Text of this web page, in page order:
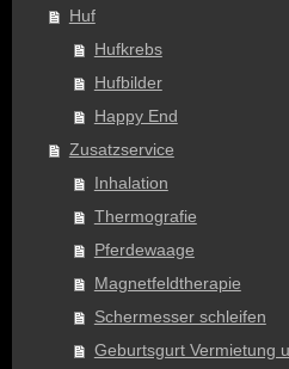
Huf
Hufkrebs
Hufbilder
Happy End
Zusatzservice
Inhalation
Thermografie
Pferdewaage
Magnetfeldtherapie
Schermesser schleifen
Geburtsgurt Vermietung